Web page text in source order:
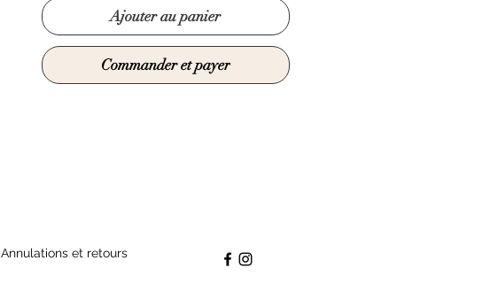
Ajouter au panier
Commander et payer
Annulations et retours